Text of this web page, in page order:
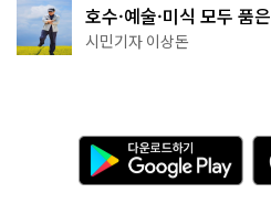
호수·예술·미식 모두 품
아트센터~마곡테라스거리
시민기자 이상돈
다
운
로